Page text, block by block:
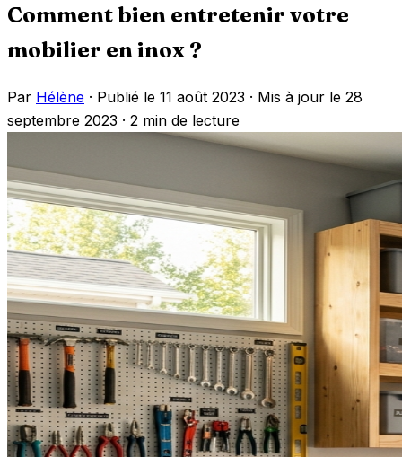
Comment bien entretenir votre
mobilier en inox ?
Par Hélène · Publié le 11 août 2023 · Mis à jour le 28
septembre 2023 · 2 min de lecture